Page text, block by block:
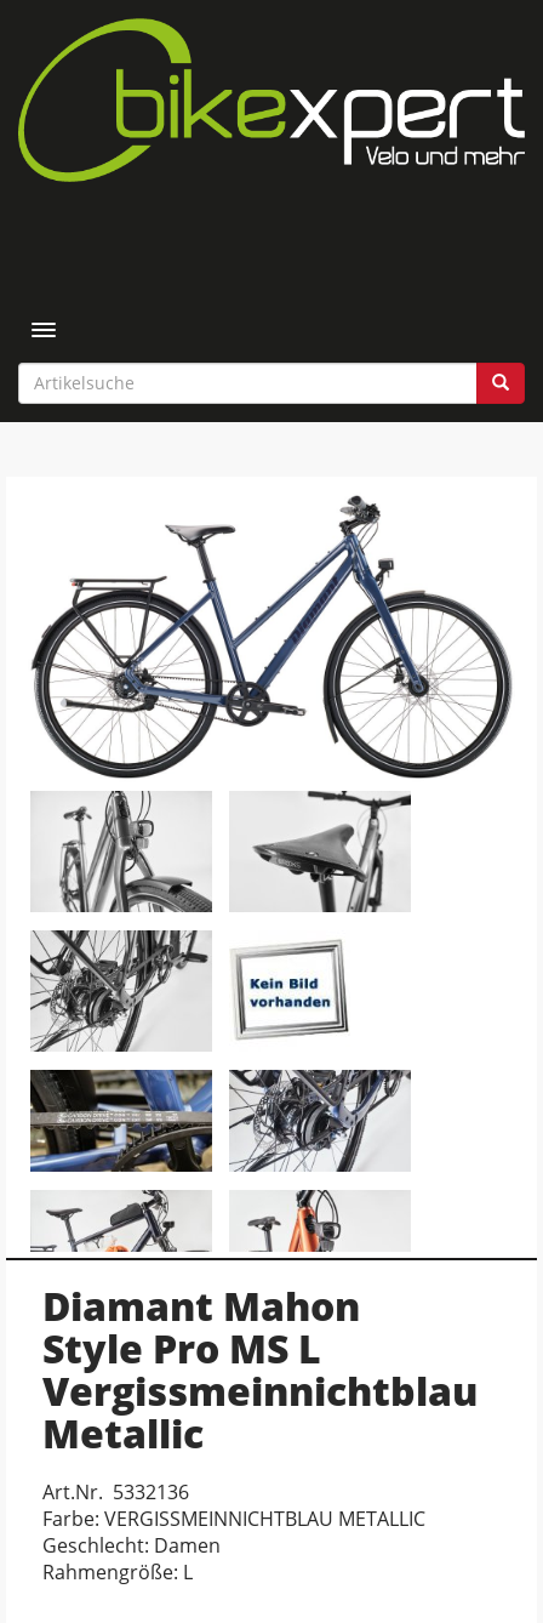
Toggle navigation
Diamant Mahon
Style Pro MS L
Vergissmeinnichtblau
Metallic
Art.Nr. 5332136
Farbe: VERGISSMEINNICHTBLAU METALLIC
Geschlecht: Damen
Rahmengröße: L